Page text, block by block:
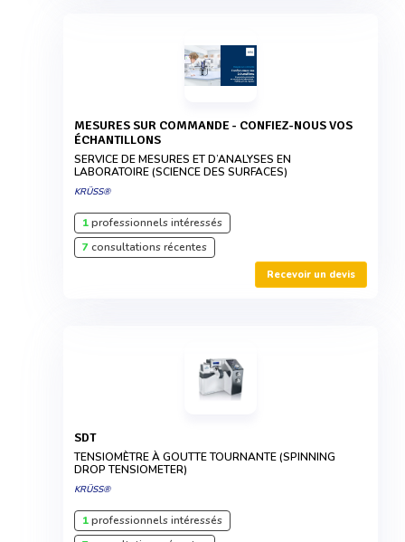
MESURES SUR COMMANDE - CONFIEZ-NOUS VOS
ÉCHANTILLONS
SERVICE DE MESURES ET D’ANALYSES EN
LABORATOIRE (SCIENCE DES SURFACES)
KRÜSS®
1professionnels intéressés
7consultations récentes
Recevoir un devis
SDT
TENSIOMÈTRE À GOUTTE TOURNANTE (SPINNING
DROP TENSIOMETER)
KRÜSS®
1professionnels intéressés